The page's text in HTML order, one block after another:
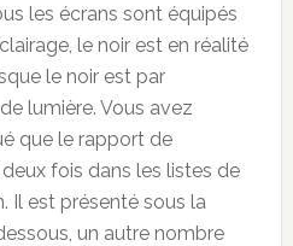
les écrans sont équipés
le noir est en réalité
le noir est par
lumière. Vous avez
que le rapport de
fois dans les listes de
Il est présenté sous la
un autre nombre